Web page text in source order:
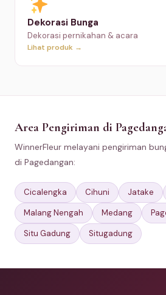
Dekorasi Bunga
Dekorasi pernikahan & acara
Lihat produk →
Area Pengiriman di
WinnerFleur melayani pengiriman
di Pagedangan:
Cicalengka Cihuni Jatake
Malang Nengah
Medang
Situ Gadung
Situgadung